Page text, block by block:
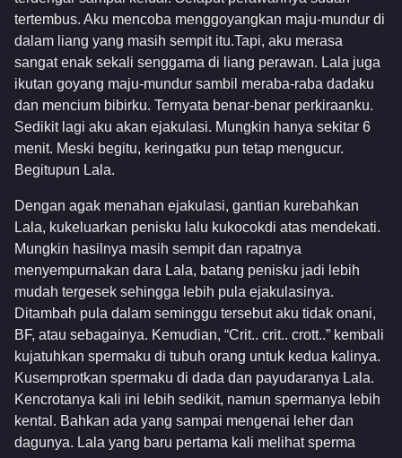
tertembus. Aku mencoba menggoyangkan maju-mundur di
dalam liang yang masih sempit itu.Tapi, aku merasa
sangat enak sekali senggama di liang perawan. Lala juga
ikutan goyang maju-mundur sambil meraba-raba dadaku
dan mencium bibirku. Ternyata benar-benar perkiraanku.
Sedikit lagi aku akan ejakulasi. Mungkin hanya sekitar 6
menit. Meski begitu, keringatku pun tetap mengucur.
Begitupun Lala.
Dengan agak menahan ejakulasi, gantian kurebahkan
Lala, kukeluarkan penisku lalu kukocokdi atas mendekati.
Mungkin hasilnya masih sempit dan rapatnya
menyempurnakan dara Lala, batang penisku jadi lebih
mudah tergesek sehingga lebih pula ejakulasinya.
Ditambah pula dalam seminggu tersebut aku tidak onani,
BF, atau sebagainya. Kemudian, “Crit.. crit.. crott..” kembali
kujatuhkan spermaku di tubuh orang untuk kedua kalinya.
Kusemprotkan spermaku di dada dan payudaranya Lala.
Kencrotanya kali ini lebih sedikit, namun spermanya lebih
kental. Bahkan ada yang sampai mengenai leher dan
dagunya. Lala yang baru pertama kali melihat sperma